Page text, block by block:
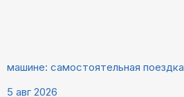
машине: самостоятельная поездка
5 авг 2026